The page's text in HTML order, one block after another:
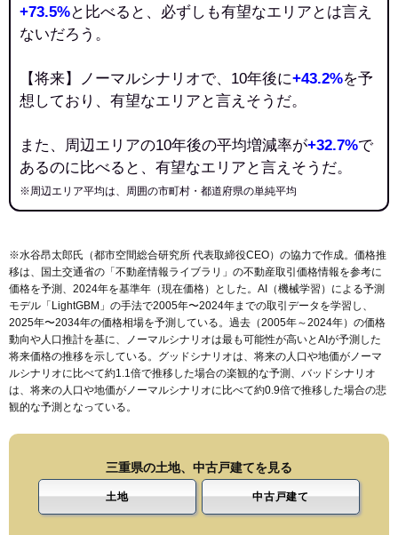
+73.5%と比べると、必ずしも有望なエリアとは言え
ないだろう。
【将来】ノーマルシナリオで、10年後に+43.2%を予
想しており、有望なエリアと言えそうだ。
また、周辺エリアの10年後の平均増減率が+32.7%で
あるのに比べると、有望なエリアと言えそうだ。
※周辺エリア平均は、周囲の市町村・都道府県の単純平均
※水谷昂太郎氏（都市空間総合研究所 代表取締役CEO）の協力で作成。価格推
移は、国土交通省の「 不動産情報ライブラリ 」の不動産取引価格情報を参考に
価格を予測、2024年を基準年（現在価格）とした。AI（機械学習）による予測
モデル「LightGBM」の手法で2005年〜2024年までの取引データを学習し、
2025年〜2034年の価格相場を予測している。過去（2005年～2024年）の価格
動向や人口推計を基に、ノーマルシナリオは最も可能性が高いとAIが予測した
将来価格の推移を示している。グッドシナリオは、将来の人口や地価がノーマ
ルシナリオに比べて約1.1倍で推移した場合の楽観的な予測、バッドシナリオ
は、将来の人口や地価がノーマルシナリオに比べて約0.9倍で推移した場合の悲
観的な予測となっている。
三重県の土地、中古戸建てを見る
土地 中古戸建て